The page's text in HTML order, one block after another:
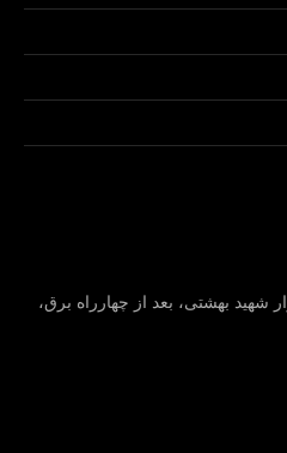
شهید بهشتی، بعد از چهارراه برق،